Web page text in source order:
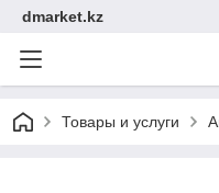
dmarket.kz
Товары и услуги